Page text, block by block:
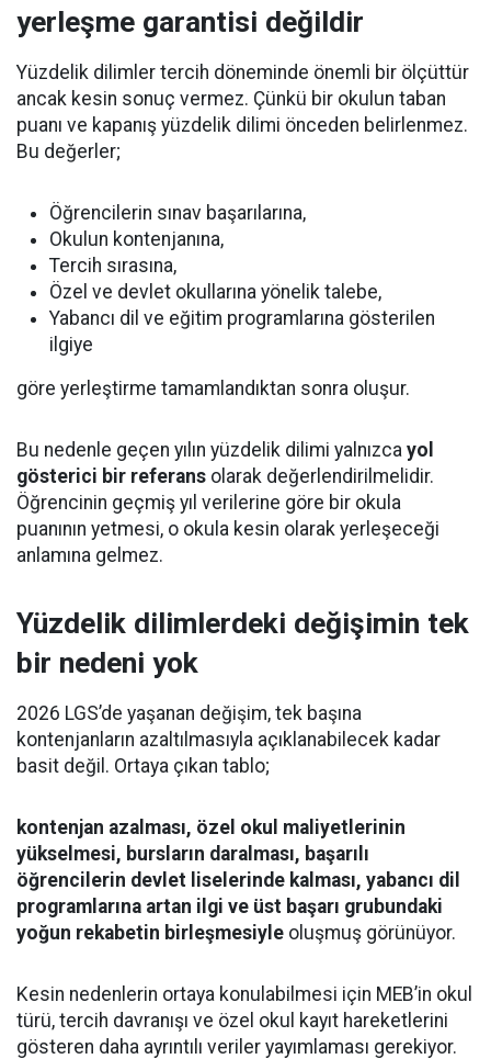
yerleşme garantisi değildir
Yüzdelik dilimler tercih döneminde önemli bir ölçüttür
ancak kesin sonuç vermez. Çünkü bir okulun taban
puanı ve kapanış yüzdelik dilimi önceden belirlenmez.
Bu değerler;
Öğrencilerin sınav başarılarına,
Okulun kontenjanına,
Tercih sırasına,
Özel ve devlet okullarına yönelik talebe,
Yabancı dil ve eğitim programlarına gösterilen
ilgiye
göre yerleştirme tamamlandıktan sonra oluşur.
Bu nedenle geçen yılın yüzdelik dilimi yalnızca yol
gösterici bir referans olarak değerlendirilmelidir.
Öğrencinin geçmiş yıl verilerine göre bir okula
puanının yetmesi, o okula kesin olarak yerleşeceği
anlamına gelmez.
Yüzdelik dilimlerdeki değişimin tek
bir nedeni yok
2026 LGS’de yaşanan değişim, tek başına
kontenjanların azaltılmasıyla açıklanabilecek kadar
basit değil. Ortaya çıkan tablo;
kontenjan azalması, özel okul maliyetlerinin
yükselmesi, bursların daralması, başarılı
öğrencilerin devlet liselerinde kalması, yabancı dil
programlarına artan ilgi ve üst başarı grubundaki
yoğun rekabetin birleşmesiyle oluşmuş görünüyor.
Kesin nedenlerin ortaya konulabilmesi için MEB’in okul
türü, tercih davranışı ve özel okul kayıt hareketlerini
gösteren daha ayrıntılı veriler yayımlaması gerekiyor.